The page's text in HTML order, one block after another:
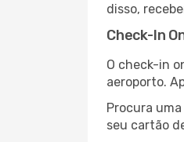
disso,
Check-In
O check-in
aeroporto.
Procura
seu cartão